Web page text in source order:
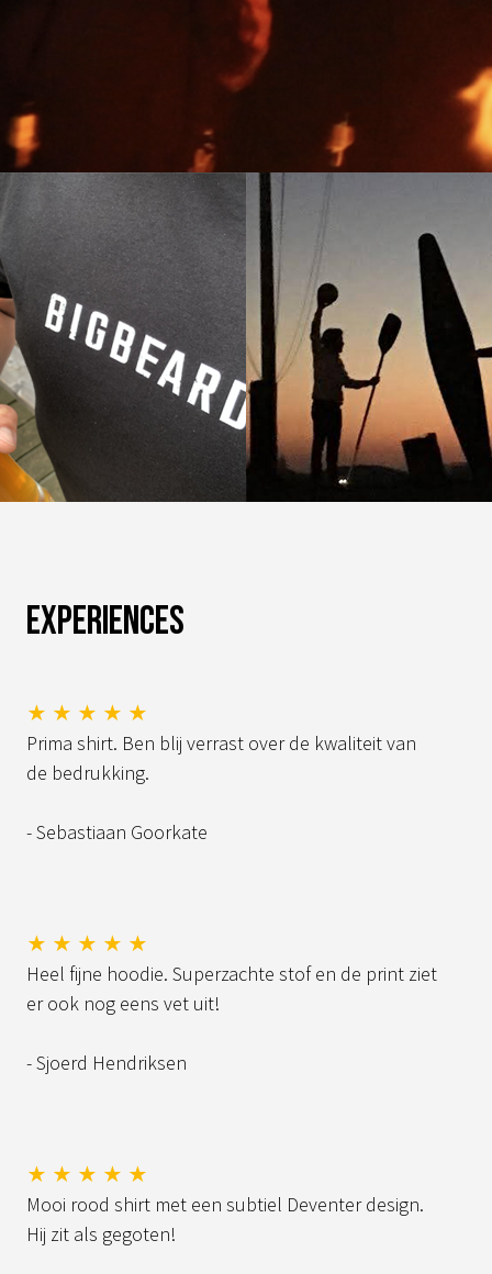
Experiences
★ ★ ★ ★ ★
Prima shirt. Ben blij verrast over de kwaliteit van
de bedrukking.
- Sebastiaan Goorkate
★ ★ ★ ★ ★
Heel fijne hoodie. Superzachte stof en de print ziet
er ook nog eens vet uit!
- Sjoerd Hendriksen
★ ★ ★ ★ ★
Mooi rood shirt met een subtiel Deventer design.
Hij zit als gegoten!